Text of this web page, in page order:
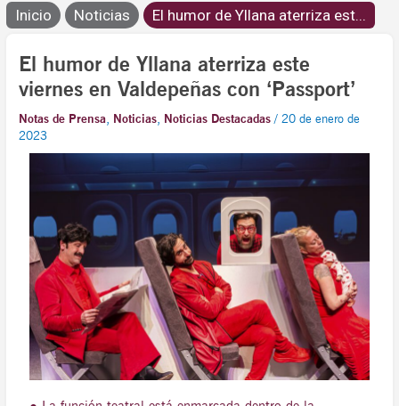
Inicio Noticias El humor de Yllana aterriza est...
El humor de Yllana aterriza este
viernes en Valdepeñas con ‘Passport’
Notas de Prensa, Noticias, Noticias Destacadas /20 de enero de
2023